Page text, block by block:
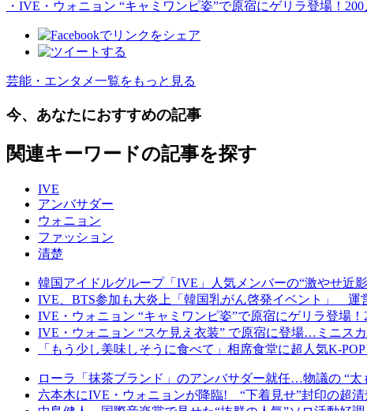
・IVE・ウォニョン “キャミワンピ姿”で原宿にゲリラ登場！
芸能・エンタメ一覧をもっと見る
今、あなたにおすすめの記事
関連キーワードの記事を探す
IVE
アンバサダー
ウォニョン
ファッション
清楚
韓国アイドルグループ「IVE」人気メンバーの“激やせ近
IVE、BTS参加も大炎上「韓国乳がん啓発イベント」 運
IVE・ウォニョン “キャミワンピ姿”で原宿にゲリラ登場
IVE・ウォニョン “スケ見え衣装” で原宿に登場…ミニス
「もう少し美味しそうに食べて」相席食堂に超人気K-
ローラ「抹茶ブランド」のアンバサダー就任…物議の “
六本木にIVE・ウォニョンが降臨! “下着見せ”封印の超